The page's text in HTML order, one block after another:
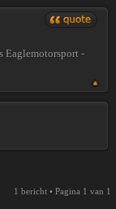
Eaglemotorsport -
1 bericht • Pagina 1 van 1